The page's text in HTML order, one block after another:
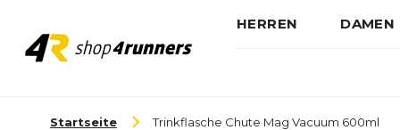
HERREN DAMEN
Startseite Trinkflasche Chute Mag Vacuum 600ml